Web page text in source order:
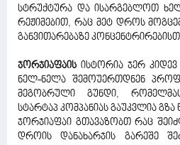
სტრუქტურა და ისარგებლოთ
რეჟიმებით, რაც მეტ დროს
განვითარებაზე
ჯორჯიაფაის ისტორია ჯერ კიდევ
ნელ-ნელა შემოუერთდნენ
მეგობრული გუნდი,
სტარტაპ კომპანიას გაუკვლია გზა
ჯორჯიაფაი გთავაზობთ რაც
დროის დანახარჯის გარეშე